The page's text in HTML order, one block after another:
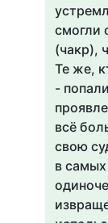
смогли
(чакр),
Те же,
-
всё
свою
в